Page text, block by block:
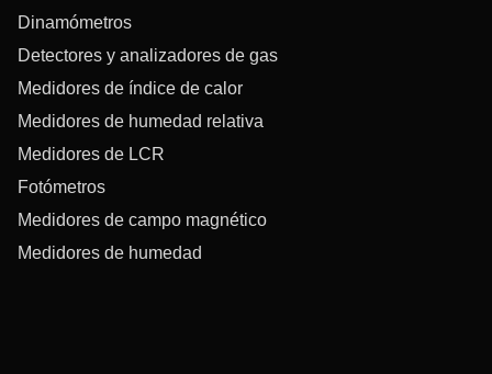
Dinamómetros
Detectores y analizadores de gas
Medidores de índice de calor
Medidores de humedad relativa
Medidores de LCR
Fotómetros
Medidores de campo magnético
Medidores de humedad